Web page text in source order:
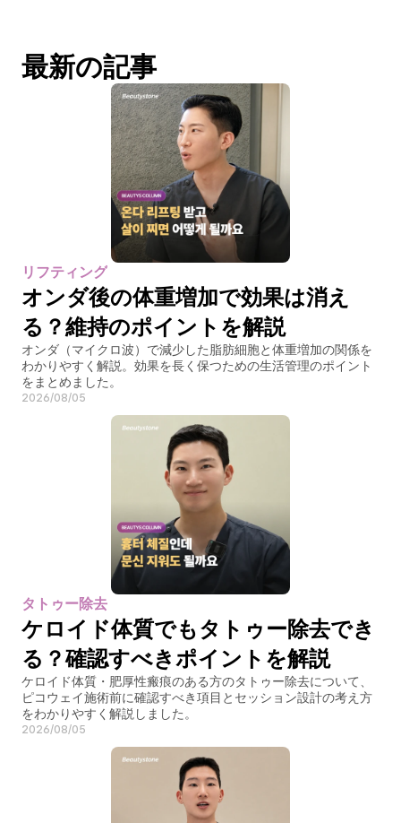
最新の記事
リフティング
オンダ後の体重増加で効果は消え
る？維持のポイントを解説
オンダ（マイクロ波）で減少した脂肪細胞と体重増加の関係を
わかりやすく解説。効果を長く保つための生活管理のポイント
をまとめました。
2026/08/05
タトゥー除去
ケロイド体質でもタトゥー除去でき
る？確認すべきポイントを解説
ケロイド体質・肥厚性瘢痕のある方のタトゥー除去について、
ピコウェイ施術前に確認すべき項目とセッション設計の考え方
をわかりやすく解説しました。
2026/08/05